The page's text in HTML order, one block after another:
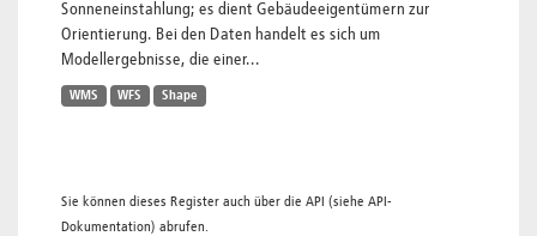
Sonneneinstahlung; es dient Gebäudeeigentümern zur
Orientierung. Bei den Daten handelt es sich um
Modellergebnisse, die einer...
WMS WFS Shape
Sie können dieses Register auch über die API (siehe API-
Dokumentation) abrufen.